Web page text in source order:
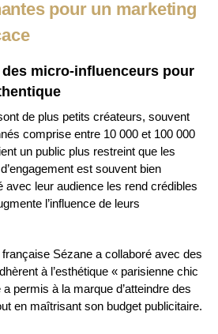
pour un marketing
micro-influenceurs pour
de plus petits créateurs, souvent
comprise entre 10 000 et 100 000
un public plus restreint que les
est souvent bien
avec leur audience les rend crédibles
l’influence de leurs
Sézane a collaboré avec des
à l’esthétique « parisienne chic
permis à la marque d’atteindre des
en maîtrisant son budget publicitaire.